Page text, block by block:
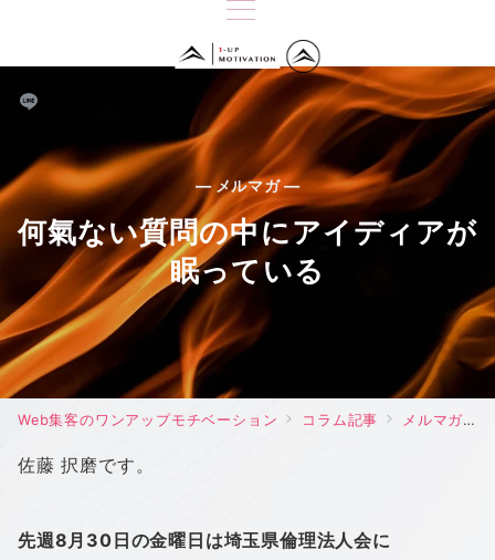
— メルマガ —
何氣ない質問の中にアイディアが
眠っている
Web集客のワンアップモチベーション コラム記事 メルマガ
佐藤 択磨です。
先週8月30日の金曜日は埼玉県倫理法人会に